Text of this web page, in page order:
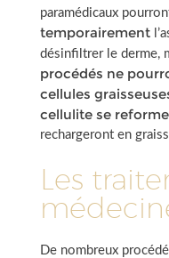
paramédicaux
temporairement
désinfiltrer le derme,
procédés ne
cellules
cellulite se
rechargeront en
Les
De nombreux